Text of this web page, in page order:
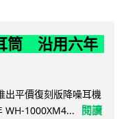
筒 沿用六年
出平價復刻版降噪耳機
WH-1000XM4...
閱讀